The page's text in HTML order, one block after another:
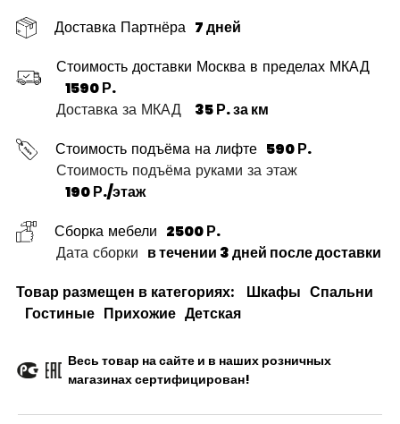
Доставка Партнёра 7 дней
Стоимость доставки Москва в пределах МКАД
1590 Р.
Доставка за МКАД
35 Р. за км
Стоимость подъёма на лифте 590 Р.
Стоимость подъёма руками за этаж
190 Р./этаж
Сборка мебели 2500 Р.
Дата сборки в течении 3 дней после доставки
Товар размещен в категориях:
Шкафы Спальни
Гостиные Прихожие Детская
Весь товар на сайте и в наших розничных
магазинах сертифицирован!